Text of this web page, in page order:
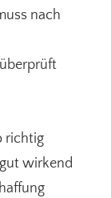
nach
richtig
wirkend